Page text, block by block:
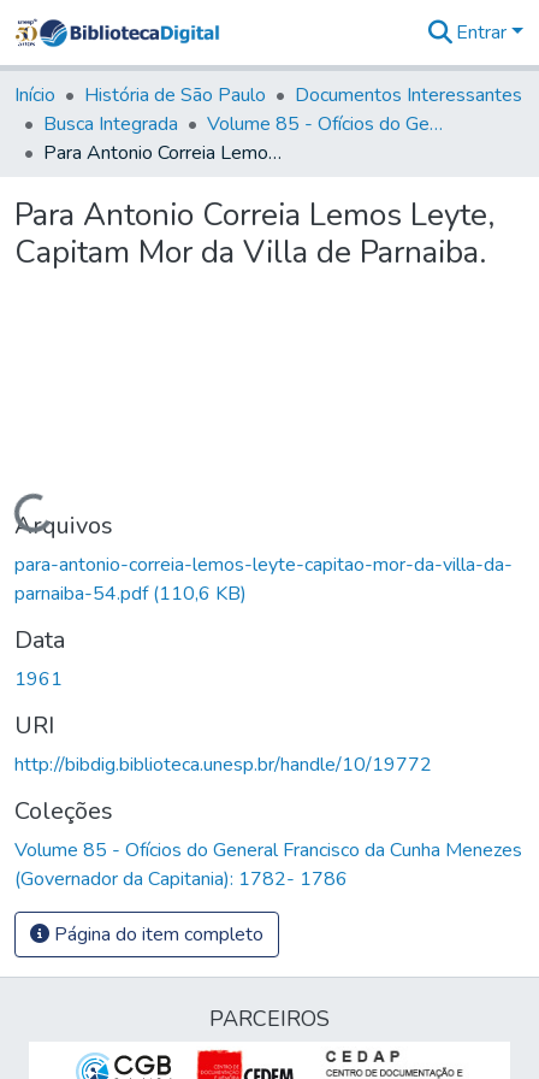
&
Coleções
Tudo na
Biblioteca
Estatísticas
Entrar
Início História de São Paulo
Documentos Interessantes
Busca Integrada
Volume 85 - Ofícios do General Francisco da Cunha Menezes (Governador da Capitania): 1782- 1786
Para Antonio Correia Lemos Leyte, Capitam Mor da Villa de Parnaiba.
Para Antonio Correia Lemos Leyte,
Capitam Mor da Villa de Parnaiba.
Carregando...
Arquivos
para-antonio-correia-lemos-leyte-capitao-mor-da-villa-da-
parnaiba-54.pdf(110,6 KB)
Data
1961
URI
http://bibdig.biblioteca.unesp.br/handle/10/19772
Coleções
Volume 85 - Ofícios do General Francisco da Cunha Menezes
(Governador da Capitania): 1782- 1786
Página do item completo
PARCEIROS